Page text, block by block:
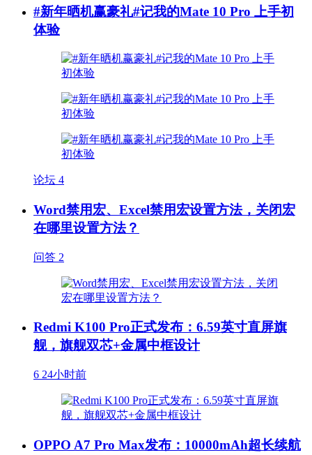
#新年晒机赢豪礼#记我的Mate 10 Pro 上手初
体验
论坛 4
Word禁用宏、Excel禁用宏设置方法，关闭宏
在哪里设置方法？
问答 2
Redmi K100 Pro正式发布：6.59英寸直屏旗
舰，旗舰双芯+金属中框设计
6 24小时前
OPPO A7 Pro Max发布：10000mAh超长续航